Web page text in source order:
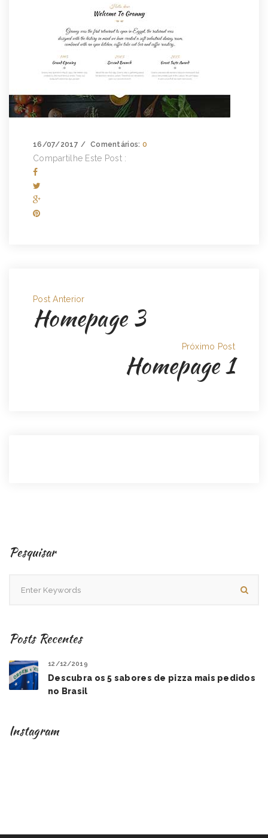
16/07/2017 Comentários: 0
Compartilhe Este Post :
Post Anterior
Homepage 3
Próximo Post
Homepage 1
Pesquisar
Posts Recentes
12/12/2019
Descubra os 5 sabores de pizza mais pedidos
no Brasil
Instagram